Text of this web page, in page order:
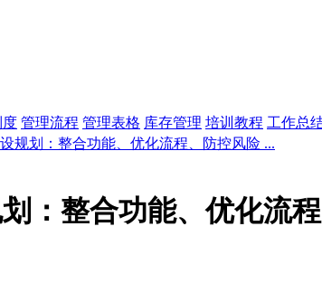
度 管理流程 管理表格 库存管理 培训教程 工作总
规划：整合功能、优化流程、防控风险 ...
：整合功能、优化流